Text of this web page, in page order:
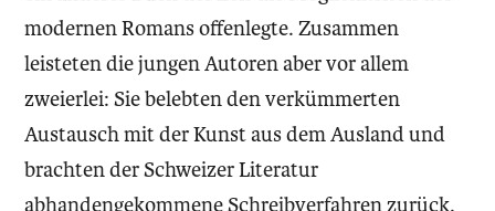
modernen Romans offenlegte. Zusammen
leisteten die jungen Autoren aber vor allem
zweierlei: Sie belebten den verkümmerten
Austausch mit der Kunst aus dem Ausland und
brachten der Schweizer Literatur
abhandengekommene Schreibverfahren zurück.